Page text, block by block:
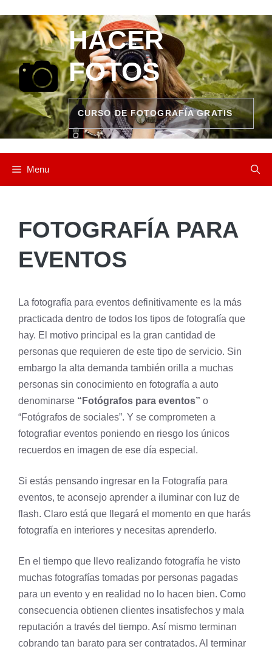
al
contenido
HACER
FOTOS
CURSO DE FOTOGRAFÍA GRATIS
Menu
FOTOGRAFÍA PARA
EVENTOS
La fotografía para eventos definitivamente es la más
practicada dentro de todos los tipos de fotografía que
hay. El motivo principal es la gran cantidad de
personas que requieren de este tipo de servicio. Sin
embargo la alta demanda también orilla a muchas
personas sin conocimiento en fotografía a auto
denominarse “Fotógrafos para eventos” o
“Fotógrafos de sociales”. Y se comprometen a
fotografiar eventos poniendo en riesgo los únicos
recuerdos en imagen de ese día especial.
Si estás pensando ingresar en la Fotografía para
eventos, te aconsejo aprender a iluminar con luz de
flash. Claro está que llegará el momento en que harás
fotografía en interiores y necesitas aprenderlo.
En el tiempo que llevo realizando fotografía he visto
muchas fotografías tomadas por personas pagadas
para un evento y en realidad no lo hacen bien. Como
consecuencia obtienen clientes insatisfechos y mala
reputación a través del tiempo. Así mismo terminan
cobrando tan barato para ser contratados. Al terminar